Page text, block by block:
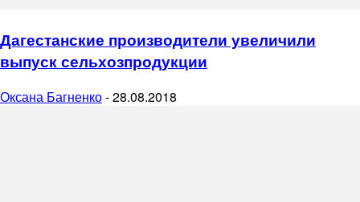
Дагестанские производители увеличили
выпуск сельхозпродукции
Оксана Багненко-28.08.2018